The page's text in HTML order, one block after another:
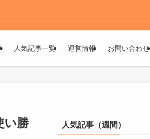
人気記事一覧 運営情報 お問い合わせ
い勝
人気記事（週間）